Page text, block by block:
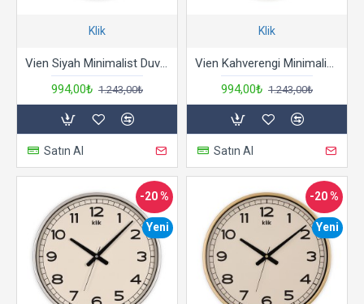
Klik
994,00₺ 1.243,00₺
Satın Al
Klik
994,00₺ 1.243,00₺
Satın Al
Yeni
-20 %
Yeni
-20 %